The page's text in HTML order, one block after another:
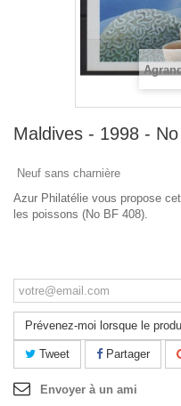
Maldives - 1998 -
Neuf sans charnière
Azur Philatélie vous propose
les poissons (No BF 408).
Prévenez-moi lorsque le
Tweet Partager
Envoyer à un ami